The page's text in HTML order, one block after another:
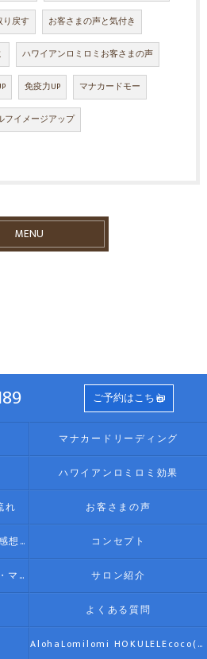
り戻す お客さまの声と気付き
ハワイアンロミロミお客さまの声
免疫力UP マナカードモー
フイメージアップ
MENU
ご予約はこちら
マナカードリーディング
ハワイアンロミロミ効果
れ お客さまの声
ハワイアンロミロミ口コミ/ご感想(伊勢リラク/リラクゼーション) コンセプト
ハワイアンリラクゼーション ・マッサージ AlohaLomilomi HOKULELEcoco(アロハロミロミ ホクレレココ)☆彡について サロン紹介
よくある質問
AlohaLomilomi HOKULELEcoco(アロハロミロミ ホクレレココ)☆彡